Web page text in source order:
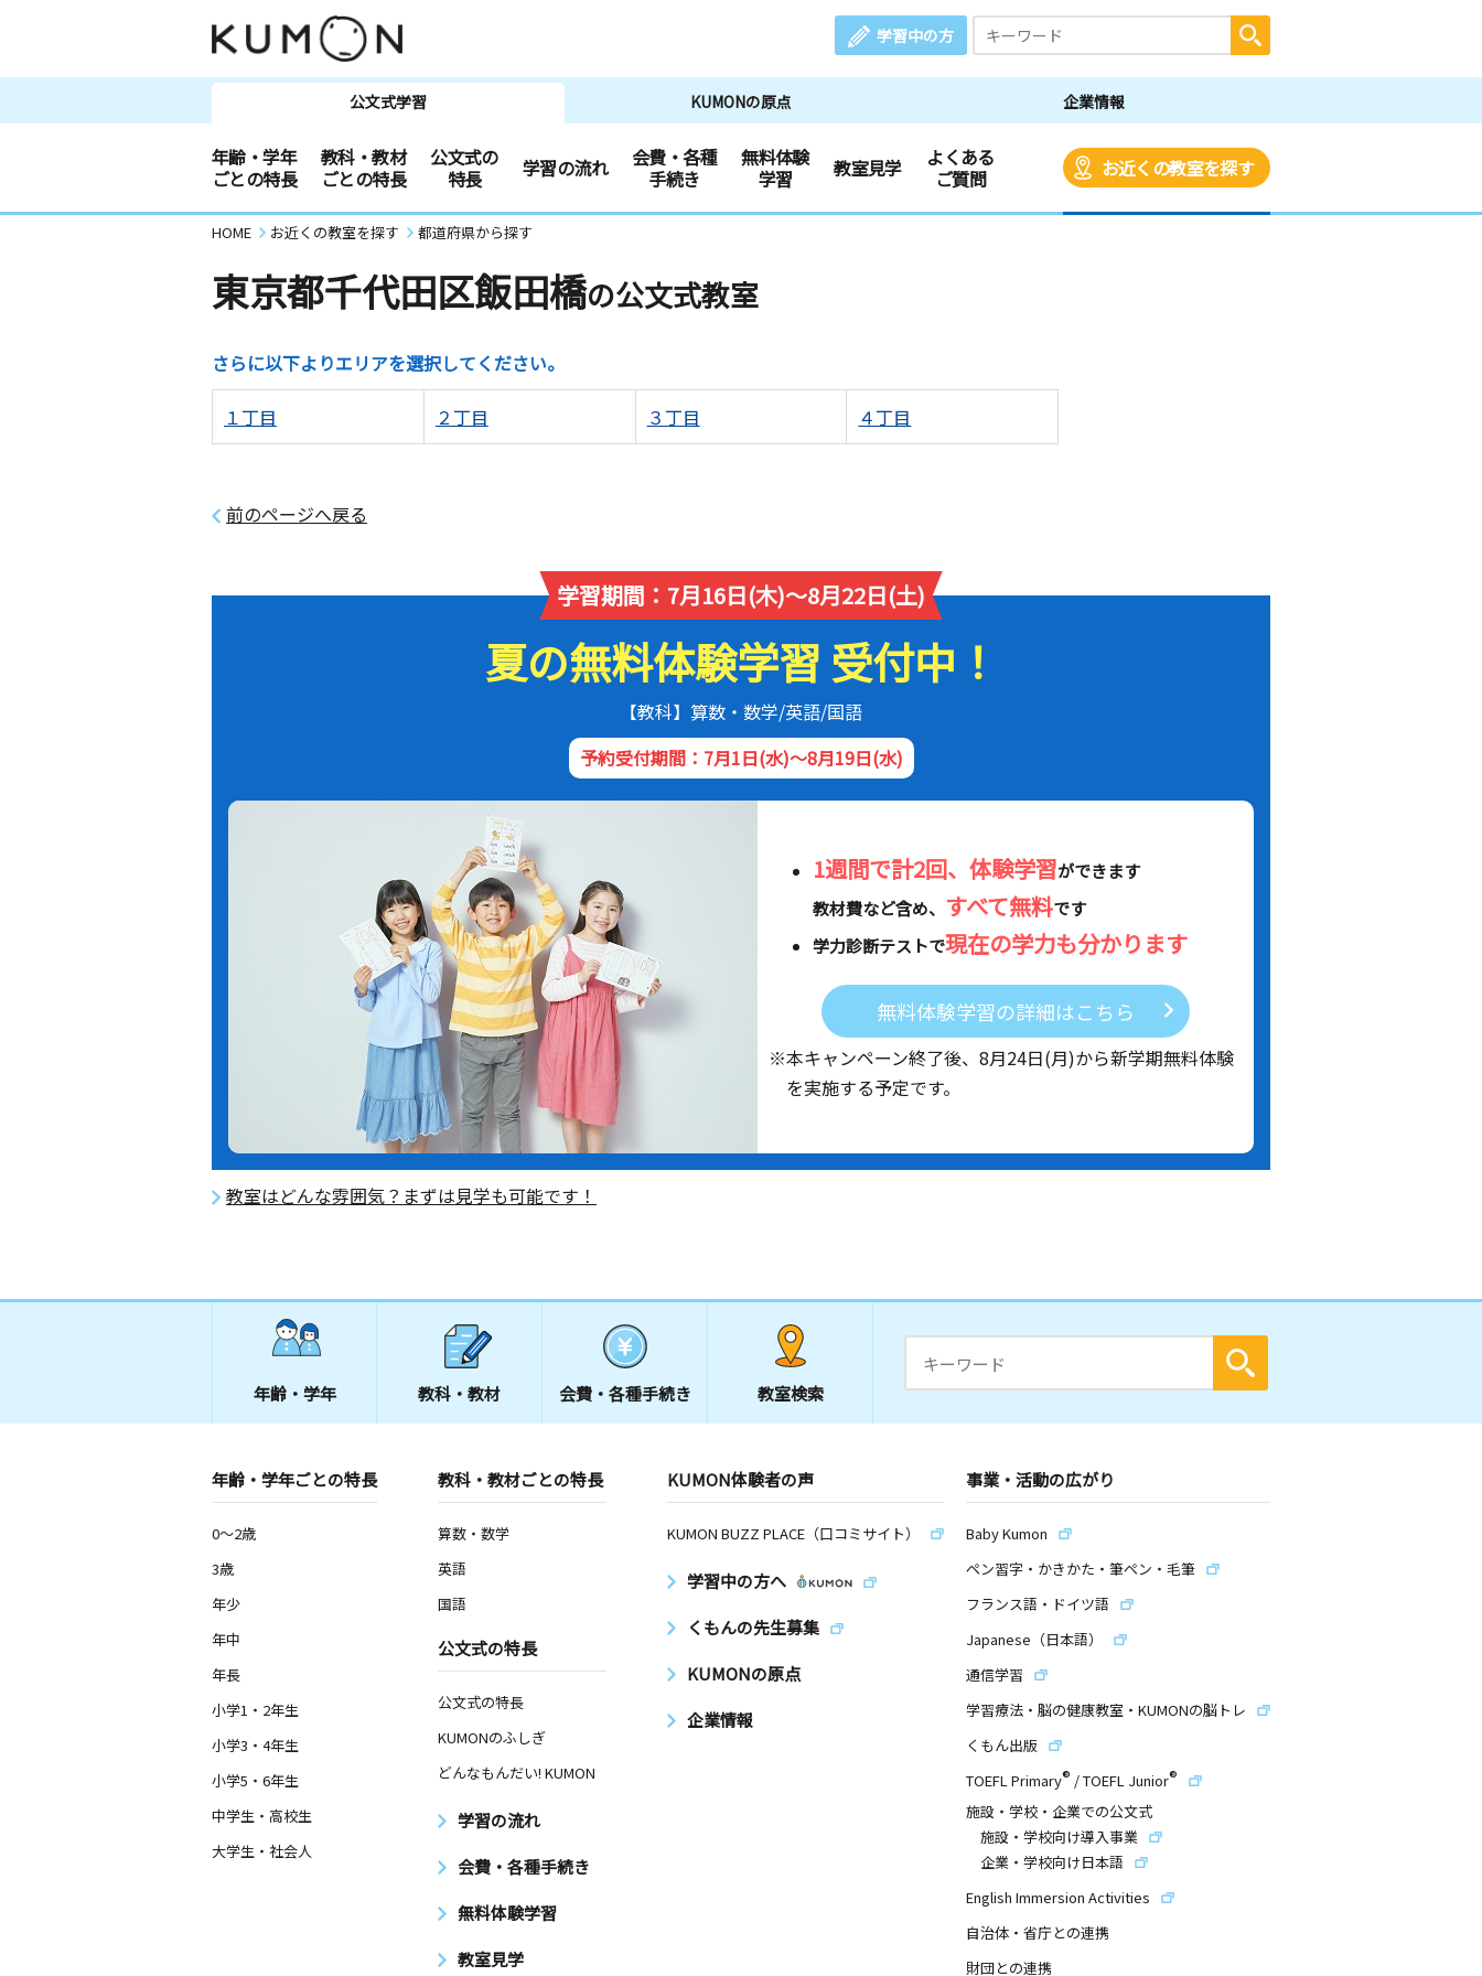
学習中の方
公文式学習 KUMONの原点 企業情報
年齢・学年
ごとの特長
教科・教材
ごとの特長
公文式の
特長
学習の流れ
会費・各種
手続き
無料体験
学習
教室見学
よくある
ご質問
お近くの教室を探す
HOME お近くの教室を探す 都道府県から探す
東京都千代田区飯田橋の公文式教室
さらに以下よりエリアを選択してください。
１丁目 ２丁目 ３丁目 ４丁目
前のページへ戻る
学習期間：7月16日(木)～8月22日(土)
夏の無料体験学習 受付中！
【教科】算数・数学/英語/国語
予約受付期間：7月1日(水)～8月19日(水)
1週間で計2回、体験学習ができます
教材費など含め、 すべて無料です
学力診断テストで現在の学力も分かります
無料体験学習の詳細はこちら
※本キャンペーン終了後、 8月24日(月)から新学期無料体験
を実施する予定です。
教室はどんな雰囲気？まずは見学も可能です！
年齢・学年 教科・教材 会費・ 各種手続き 教室検索
年齢・学年ごとの特長
0～2歳
3歳
年少
年中
年長
小学1・2年生
小学3・4年生
小学5・6年生
中学生・高校生
大学生・社会人
教科・教材ごとの特長
算数・数学
英語
国語
公文式の特長
公文式の特長
KUMONのふしぎ
どんなもんだい! KUMON
学習の流れ
会費・各種手続き
無料体験学習
教室見学
KUMON体験者の声
KUMON BUZZ PLACE（口コミサイト）
学習中の方へ
くもんの先生募集
KUMONの原点
企業情報
事業・活動の広がり
Baby Kumon
ペン習字・かきかた・筆ペン・毛筆
フランス語・ドイツ語
Japanese（日本語）
通信学習
学習療法・脳の健康教室・KUMONの脳トレ
くもん出版
TOEFL Primary® /TOEFL Junior®
施設・学校・企業での公文式
施設・学校向け導入事業
企業・学校向け日本語
English Immersion Activities
自治体・省庁との連携
財団との連携